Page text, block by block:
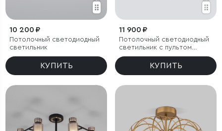
10 200 ₽
Потолочный светодиодный
светильник
КУПИТЬ
11 900 ₽
Потолочный светодиодный
светильник с пультом
управления
КУПИТЬ